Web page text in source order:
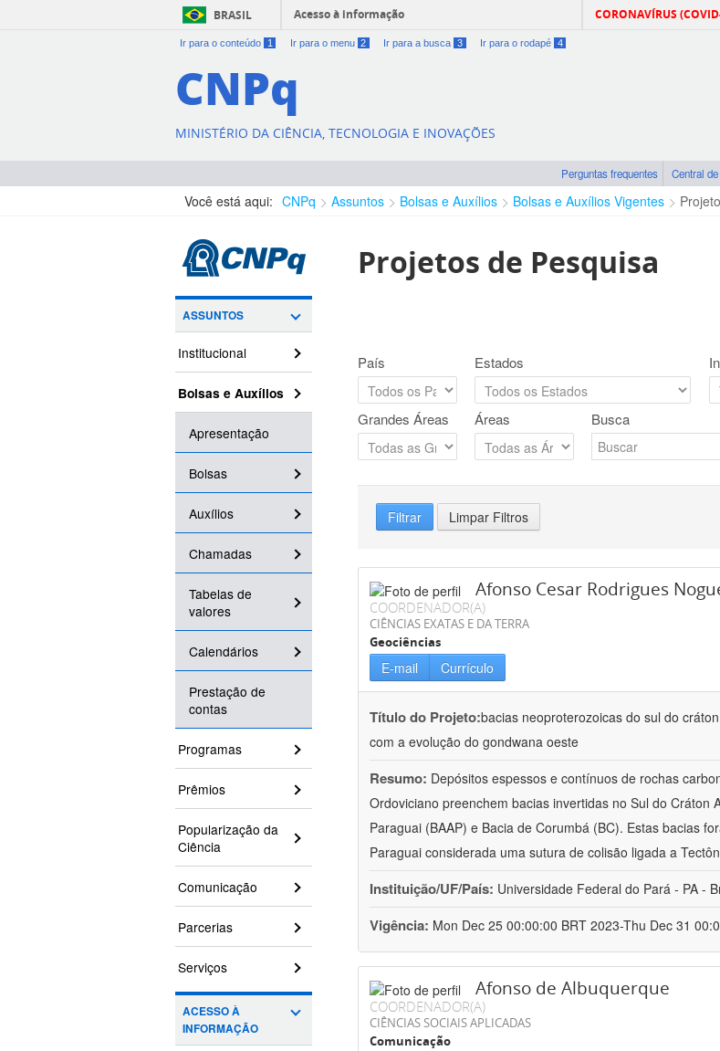
BRASIL Acesso à informação CORONAVÍRUS
Ir para o conteúdo 1 Ir para o menu 2 Ir para a busca 3 Ir para o rodapé 4
CNPq
MINISTÉRIO DA CIÊNCIA, TECNOLOGIA E INOVAÇÕES
Perguntas frequentes Central
Você está aqui: CNPq Assuntos Bolsas e Auxílios Bolsas e Auxílios Vigentes
ASSUNTOS
Institucional
Bolsas e Auxílios
Apresentação
Bolsas
Auxílios
Chamadas
Tabelas de
valores
Calendários
Prestação de
contas
Programas
Prêmios
Popularização da
Ciência
Comunicação
Parcerias
Serviços
ACESSO À
INFORMAÇÃO
Projetos de Pesquisa
País Estados
Grandes Áreas Áreas Busca
Filtrar Limpar Filtros
Afonso Cesar Rodrigues
COORDENADOR(A)
CIÊNCIAS EXATAS E DA TERRA
Geociências
E-mail Currículo
Título do Projeto:bacias neoproterozoicas do sul do
com a evolução do gondwana oeste
Resumo: Depósitos espessos e contínuos de rochas
Ordoviciano preenchem bacias invertidas no Sul do Cráton
Paraguai (BAAP) e Bacia de Corumbá (BC). Estas bacias
Paraguai considerada uma sutura de colisão ligada a
Instituição/UF/País: Universidade Federal do Pará - PA -
Vigência: Mon Dec 25 00:00:00 BRT 2023-Thu Dec 31
Afonso de Albuquerque
COORDENADOR(A)
CIÊNCIAS SOCIAIS APLICADAS
Comunicação